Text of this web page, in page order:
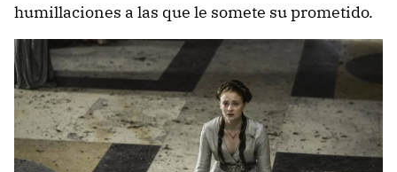
humillaciones a las que le somete su prometido.